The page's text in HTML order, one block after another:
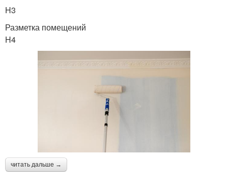
H3
Разметка помещений
H4
читать дальше →